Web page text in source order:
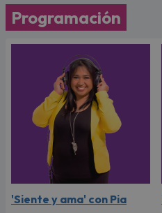
Programación
'Siente y ama' con Pia